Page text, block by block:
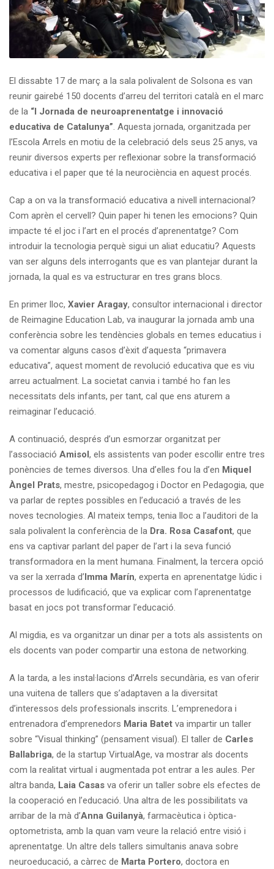
El dissabte 17 de març a la sala polivalent de Solsona es van
reunir gairebé 150 docents d’arreu del territori català en el marc
de la “I Jornada de neuroaprenentatge i innovació
educativa de Catalunya” . Aquesta jornada, organitzada per
l’Escola Arrels en motiu de la celebració dels seus 25 anys, va
reunir diversos experts per reflexionar sobre la transformació
educativa i el paper que té la neurociència en aquest procés.
Cap a on va la transformació educativa a nivell internacional?
Com aprèn el cervell? Quin paper hi tenen les emocions? Quin
impacte té el joc i l’art en el procés d’aprenentatge? Com
introduir la tecnologia perquè sigui un aliat educatiu? Aquests
van ser alguns dels interrogants que es van plantejar durant la
jornada, la qual es va estructurar en tres grans blocs.
En primer lloc, Xavier Aragay, consultor internacional i director
de Reimagine Education Lab, va inaugurar la jornada amb una
conferència sobre les tendències globals en temes educatius i
va comentar alguns casos d’èxit d’aquesta “primavera
educativa”, aquest moment de revolució educativa que es viu
arreu actualment. La societat canvia i també ho fan les
necessitats dels infants, per tant, cal que ens aturem a
reimaginar l’educació.
A continuació, després d’un esmorzar organitzat per
l’associació Amisol, els assistents van poder escollir entre tres
ponències de temes diversos. Una d’elles fou la d’en Miquel
Àngel Prats, mestre, psicopedagog i Doctor en Pedagogia, que
va parlar de reptes possibles en l’educació a través de les
noves tecnologies. Al mateix temps, tenia lloc a l’auditori de la
sala polivalent la conferència de la Dra. Rosa Casafont, que
ens va captivar parlant del paper de l’art i la seva funció
transformadora en la ment humana. Finalment, la tercera opció
va ser la xerrada d’Imma Marín, experta en aprenentatge lúdic i
processos de ludificació, que va explicar com l’aprenentatge
basat en jocs pot transformar l’educació.
Al migdia, es va organitzar un dinar per a tots als assistents on
els docents van poder compartir una estona de networking.
A la tarda, a les instal·lacions d’Arrels secundària, es van oferir
una vuitena de tallers que s’adaptaven a la diversitat
d’interessos dels professionals inscrits. L’emprenedora i
entrenadora d’emprenedors Maria Batet va impartir un taller
sobre “Visual thinking” (pensament visual). El taller de Carles
Ballabriga, de la startup VirtualAge, va mostrar als docents
com la realitat virtual i augmentada pot entrar a les aules. Per
altra banda, Laia Casas va oferir un taller sobre els efectes de
la cooperació en l’educació. Una altra de les possibilitats va
arribar de la mà d’Anna Guilanyà, farmacèutica i òptica-
optometrista, amb la quan vam veure la relació entre visió i
aprenentatge. Un altre dels tallers simultanis anava sobre
neuroeducació, a càrrec de Marta Portero, doctora en